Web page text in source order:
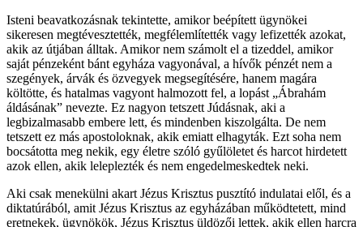
Isteni beavatkozásnak tekintette, amikor beépített ügynökei
sikeresen megtévesztették, megfélemlítették vagy lefizették azokat,
akik az útjában álltak. Amikor nem számolt el a tizeddel, amikor
saját pénzeként bánt egyháza vagyonával, a hívők pénzét nem a
szegények, árvák és özvegyek megsegítésére, hanem magára
költötte, és hatalmas vagyont halmozott fel, a lopást „Ábrahám
áldásának” nevezte. Ez nagyon tetszett Júdásnak, aki a
legbizalmasabb embere lett, és mindenben kiszolgálta. De nem
tetszett ez más apostoloknak, akik emiatt elhagyták. Ezt soha nem
bocsátotta meg nekik, egy életre szóló gyűlöletet és harcot hirdetett
azok ellen, akik leleplezték és nem engedelmeskedtek neki.
Aki csak menekülni akart Jézus Krisztus pusztító indulatai elől, és a
diktatúrából, amit Jézus Krisztus az egyházában működtetett, mind
eretnekek, ügynökök, Jézus Krisztus üldözői lettek, akik ellen harcra